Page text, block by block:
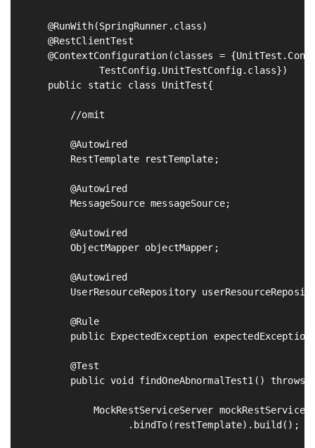
@RunWith(SpringRunner.class)
@RestClientTest
@ContextConfiguration(classes =
TestConfig.UnitTestConfig.class})
    public static class UnitTest{
        //omit
        @Autowired
        RestTemplate restTemplate;
        @Autowired
        MessageSource messageSource;
        @Autowired
        ObjectMapper objectMapper;
        @Autowired
UserResourceRepository
        @Rule
public ExpectedException
        @Test
public void findOneAbnormalTest1() throws
MockRestServiceServer
.bindTo(restTemplate).build();